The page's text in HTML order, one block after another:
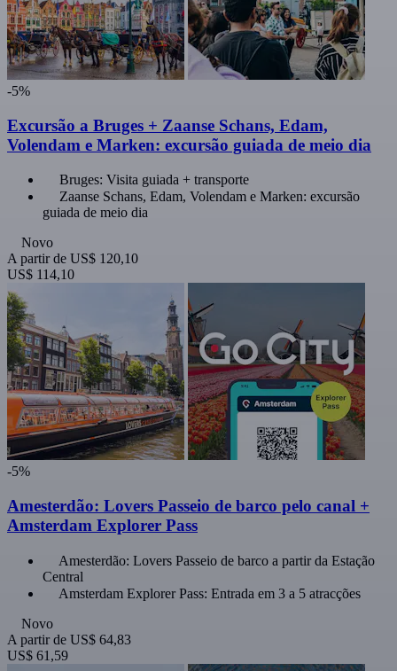
-5%
Excursão a Bruges + Zaanse Schans, Edam,
Volendam e Marken: excursão guiada de meio dia
Bruges: Visita guiada + transporte
Zaanse Schans, Edam, Volendam e Marken: excursão
guiada de meio dia
Novo
A partir de US$ 120,10
US$ 114,10
-5%
Amesterdão: Lovers Passeio de barco pelo canal +
Amsterdam Explorer Pass
Amesterdão: Lovers Passeio de barco a partir da Estação
Central
Amsterdam Explorer Pass: Entrada em 3 a 5 atracções
Novo
A partir de US$ 64,83
US$ 61,59